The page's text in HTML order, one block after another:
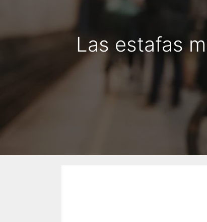
Las estafas